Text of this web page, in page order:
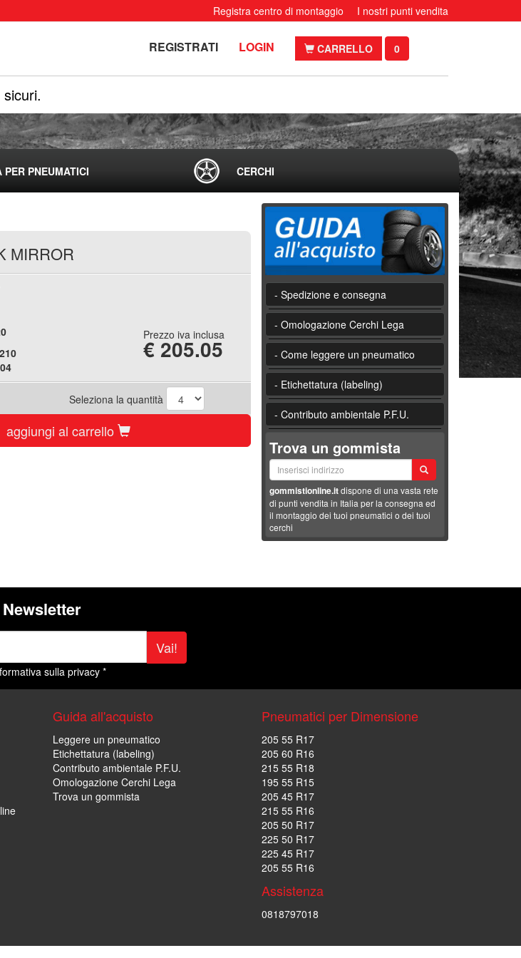
Registra centro di montaggio I nostri punti vendita
REGISTRATI LOGIN CARRELLO 0
PER PNEUMATICI CERCHI
MIRROR
Prezzo iva inclusa
€ 205.05
Seleziona la quantità
aggiungi al carrello
- Spedizione e consegna
- Omologazione Cerchi Lega
- Come leggere un pneumatico
- Etichettatura (labeling)
- Contributo ambientale P.F.U.
Trova un gommista
gommistionline.itdispone di una vasta rete
di punti vendita in Italia per la consegna ed
il montaggio dei tuoi pneumatici o dei tuoi
cerchi
Newsletter
Vai!
sulla privacy *
Guida all'acquisto
Leggere un pneumatico
Etichettatura (labeling)
Contributo ambientale P.F.U.
Omologazione Cerchi Lega
Trova un gommista
Pneumatici per Dimensione
205 55 R17
205 60 R16
215 55 R18
195 55 R15
205 45 R17
215 55 R16
205 50 R17
225 50 R17
225 45 R17
205 55 R16
Assistenza
0818797018